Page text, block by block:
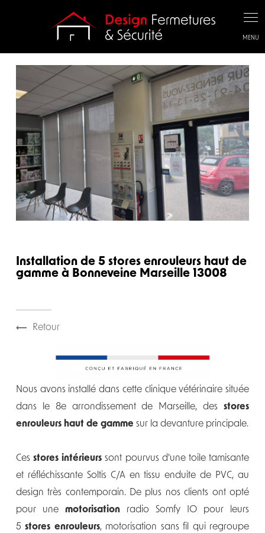
Installation de 5 stores enrouleurs haut de
gamme à Bonneveine Marseille 13008
Retour
Nous avons installé dans cette clinique vétérinaire située
dans le 8e arrondissement de Marseille, desstores
enrouleurs haut de gamme sur la devanture principale.
Ces stores intérieurs sont pourvus d'une toile tamisante
et réfléchissante Soltis C/A en tissu enduite de PVC, au
design très contemporain. De plus nos clients ont opté
pour unemotorisationradio Somfy IO pour leurs
5stores enrouleurs, motorisation sans fil qui regroupe